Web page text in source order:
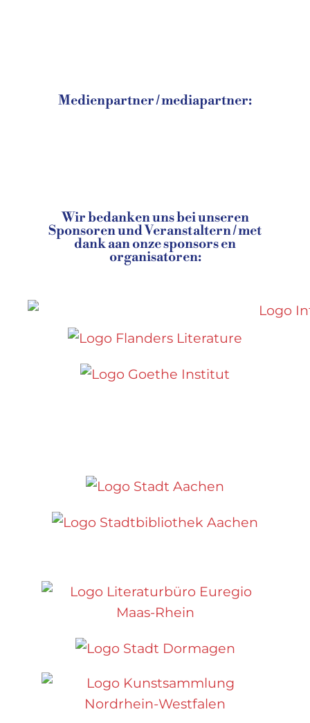
Medienpartner / mediapartner:
Wir bedanken uns bei unseren
Sponsoren und Veranstaltern / met
dank aan onze sponsors en
organisatoren: